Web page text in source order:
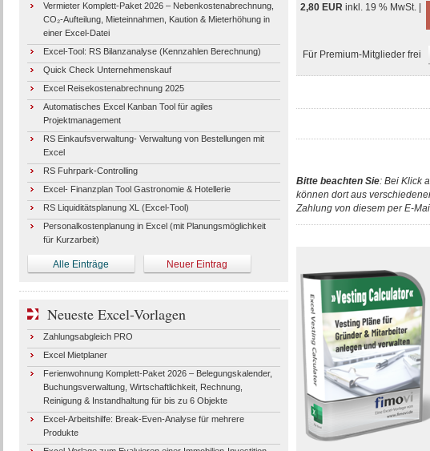
2,80 EUR inkl. 19 % MwSt. |
Für Premium-Mitglieder frei
Bitte beachten Sie: Bei Klick
können dort aus
Zahlung von diesem per E-
Vermieter Komplett-Paket 2026 – Nebenkostenabrechnung,
CO₂-Aufteilung, Mieteinnahmen, Kaution & Mieterhöhung in
einer Excel-Datei
Excel-Tool: RS Bilanzanalyse (Kennzahlen Berechnung)
Quick Check Unternehmenskauf
Excel Reisekostenabrechnung 2025
Automatisches Excel Kanban Tool für agiles
Projektmanagement
RS Einkaufsverwaltung- Verwaltung von Bestellungen mit
Excel
RS Fuhrpark-Controlling
Excel- Finanzplan Tool Gastronomie & Hotellerie
RS Liquiditätsplanung XL (Excel-Tool)
Personalkostenplanung in Excel (mit Planungsmöglichkeit
für Kurzarbeit)
Alle Einträge Neuer Eintrag
Neueste Excel-Vorlagen
Zahlungsabgleich PRO
Excel Mietplaner
Ferienwohnung Komplett-Paket 2026 – Belegungskalender,
Buchungsverwaltung, Wirtschaftlichkeit, Rechnung,
Reinigung & Instandhaltung für bis zu 6 Objekte
Excel-Arbeitshilfe: Break-Even-Analyse für mehrere
Produkte